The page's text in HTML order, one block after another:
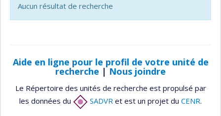
Aucun résultat de recherche
Aide en ligne pour le profil de votre unité de
recherche | Nous joindre
Le Répertoire des unités de recherche est propulsé par
les données du
SADVR et est un projet du CENR.